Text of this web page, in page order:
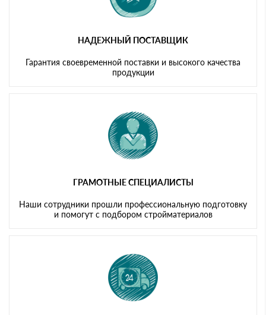
НАДЕЖНЫЙ ПОСТАВЩИК
Гарантия своевременной поставки и высокого качества
продукции
ГРАМОТНЫЕ СПЕЦИАЛИСТЫ
Наши сотрудники прошли профессиональную подготовку
и помогут с подбором стройматериалов